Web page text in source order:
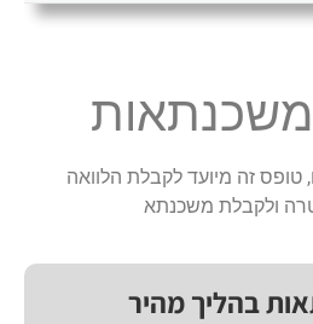
טופס זה מיועד לקבלת הלוואה
ולקבלת משכנתא
בהליך מהיר